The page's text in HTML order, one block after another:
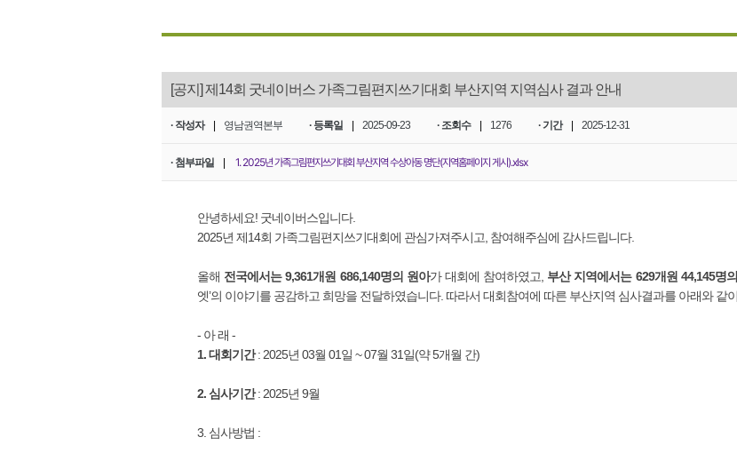
[공지] 제14회 굿네이버스 가족그림편지쓰기대회 부산지역 지역심사 결과 안내
· 작성자 영남권역본부 · 등록일 2025-09-23 · 조회수 1276 · 기간 2025-12-31
· 첨부파일 | 1. 2025년 가족그림편지쓰기대회 부산지역 수상아동 명단(지역홈페이지 게시).xlsx
안녕하세요! 굿네이버스입니다.
2025년 제14회 가족그림편지쓰기대회에 관심가져주시고, 참여해주심에 감사드립니다.
올해 전국에서는 9,361개원 686,140명의 원아가 대회에 참여하였고, 부산 지역에서는 629개원 44,145명
엣’의 이야기를 공감하고 희망을 전달하였습니다. 따라서 대회참여에 따른 부산지역 심사결과를 아래와 같
- 아 래 -
1. 대회기간: 2025년 03월 01일 ~ 07월 31일(약 5개월 간)
2. 심사기간: 2025년 9월
3. 심사방법 :